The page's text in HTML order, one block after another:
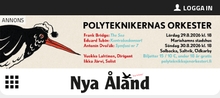
LOGGA IN